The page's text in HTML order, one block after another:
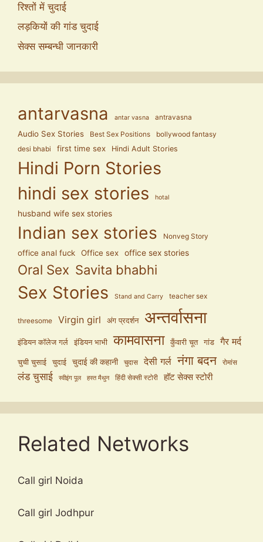
रिश्तों में चुदाई
लड़कियों की गांड चुदाई
सेक्स सम्बन्धी जानकारी
antarvasna antar vasna antravasna
Audio Sex Stories Best Sex Positions
bollywood fantasy
desi bhabi
first time sex Hindi Adult Stories
Hindi Porn Stories
hindi sex stories
hotal
husband wife sex stories
Indian sex stories Nonveg Story
office anal fuck Office sex office sex stories
Oral Sex Savita bhabhi
Sex Stories Stand and Carry teacher sex
threesome Virgin girl अंग प्रदर्शन अन्तर्वासना
इंडियन कॉलेज गर्ल इंडियन भाभी कामवासना कुँवारी चूत गांड गैर मर्द
चुची चुसाई चुदाई चुदाई की कहानी चुदास देसी गर्ल नंगा बदन रोमांस
लंड चुसाई स्वीइंग पूल हस्त मैथुन हिंदी सेक्सी स्टोरी हॉट सेक्स स्टोरी
Related Networks
Call girl Noida
Call girl Jodhpur